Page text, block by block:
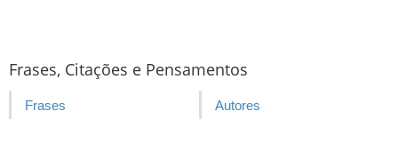
Frases, Citações e Pensamentos
Frases Autores